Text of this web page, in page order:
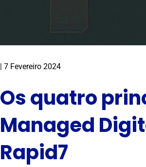
7 Fevereiro 2024
Os quatro
Managed
Rapid7